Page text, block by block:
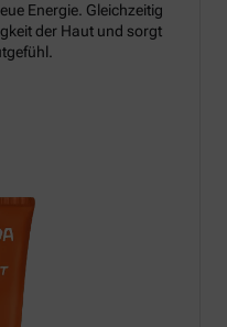
Energie. Gleichzeitig
der Haut und sorgt